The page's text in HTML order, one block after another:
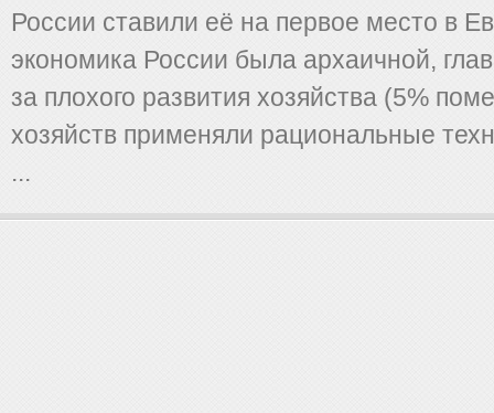
России ставили её на первое место в
экономика России была архаичной,
за плохого развития хозяйства (5%
хозяйств применяли рациональные
...